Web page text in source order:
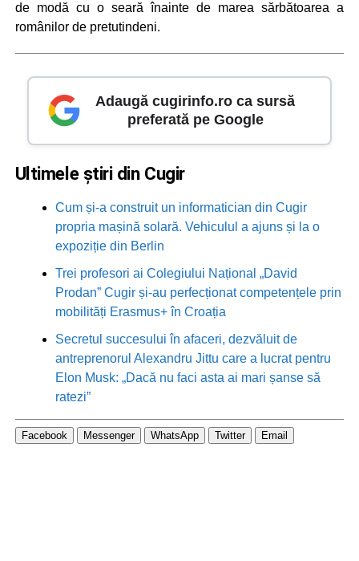
de modă cu o seară înainte de marea sărbătoarea a
românilor de pretutindeni.
Adaugă cugirinfo.ro ca sursă
preferată pe Google
Ultimele știri din Cugir
Cum și-a construit un informatician din Cugir
propria mașină solară. Vehiculul a ajuns și la o
expoziție din Berlin
Trei profesori ai Colegiului Național „David
Prodan” Cugir și-au perfecționat competențele prin
mobilități Erasmus+ în Croația
Secretul succesului în afaceri, dezvăluit de
antreprenorul Alexandru Jittu care a lucrat pentru
Elon Musk: „Dacă nu faci asta ai mari șanse să
ratezi”
Facebook Messenger WhatsApp Twitter Email